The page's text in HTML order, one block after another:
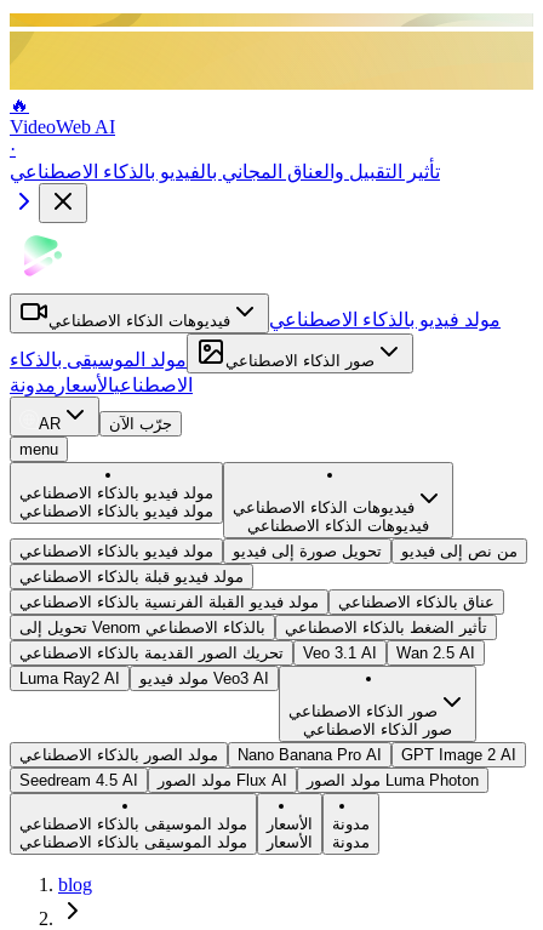
🔥
VideoWeb AI
·
تأثير التقبيل والعناق المجاني بالفيديو بالذكاء الاصطناعي
مولد فيديو بالذكاء الاصطناعي فيديوهات الذكاء الاصطناعي
صور الذكاء الاصطناعي
مولد الموسيقى بالذكاء
الاصطناعيالأسعار مدونة
AR
جرّب الآن
menu
مولد فيديو بالذكاء الاصطناعي
مولد فيديو بالذكاء الاصطناعي
فيديوهات الذكاء الاصطناعي
فيديوهات الذكاء الاصطناعي
مولد فيديو بالذكاء الاصطناعي
تحويل صورة إلى فيديو
من نص إلى فيديو
مولد فيديو قبلة بالذكاء الاصطناعي
مولد فيديو القبلة الفرنسية بالذكاء الاصطناعي
عناق بالذكاء الاصطناعي
تحويل إلى Venom بالذكاء الاصطناعي
تأثير الضغط بالذكاء الاصطناعي
تحريك الصور القديمة بالذكاء الاصطناعي
Veo 3.1 AI
Wan 2.5 AI
Luma Ray2 AI
مولد فيديو Veo3 AI
صور الذكاء الاصطناعي
صور الذكاء الاصطناعي
مولد الصور بالذكاء الاصطناعي
Nano Banana Pro AI
GPT Image 2 AI
Seedream 4.5 AI
مولد الصور Flux AI مولد الصور Luma Photon
مولد الموسيقى بالذكاء الاصطناعي
مولد الموسيقى بالذكاء الاصطناعي
الأسعار
الأسعار
مدونة
مدونة
blog